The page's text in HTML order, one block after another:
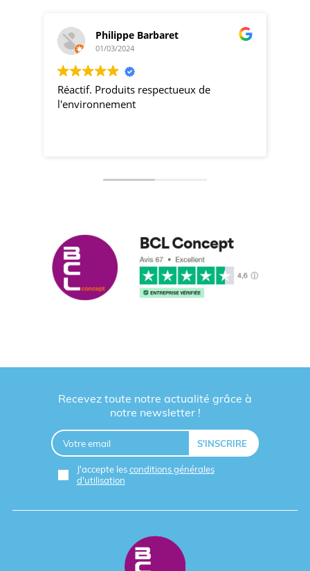
Philippe Barbaret
01/03/2024
Réactif. Produits respectueux de
l'environnement
Recevez toute notre actualité grâce à
notre newsletter !
J'accepte lesconditions générales
d'utilisation